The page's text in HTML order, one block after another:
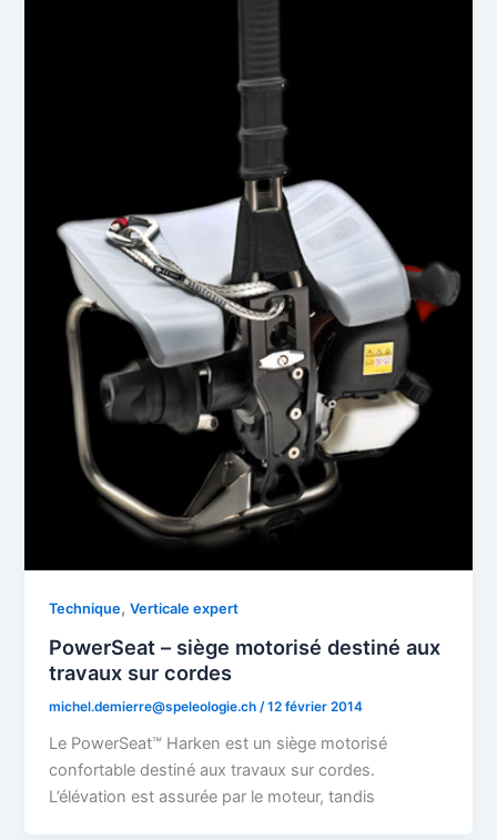
Technique,Verticale expert
PowerSeat – siège motorisé destiné aux
travaux sur cordes
michel.demierre@speleologie.ch/12 février 2014
Le PowerSeat™ Harken est un siège motorisé
confortable destiné aux travaux sur cordes.
L’élévation est assurée par le moteur, tandis